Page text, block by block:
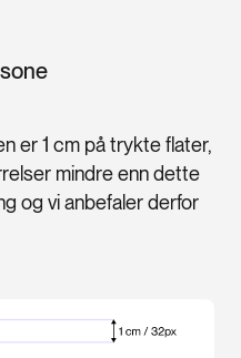
er 1 cm på trykte flater,
mindre enn dette
og vi anbefaler derfor